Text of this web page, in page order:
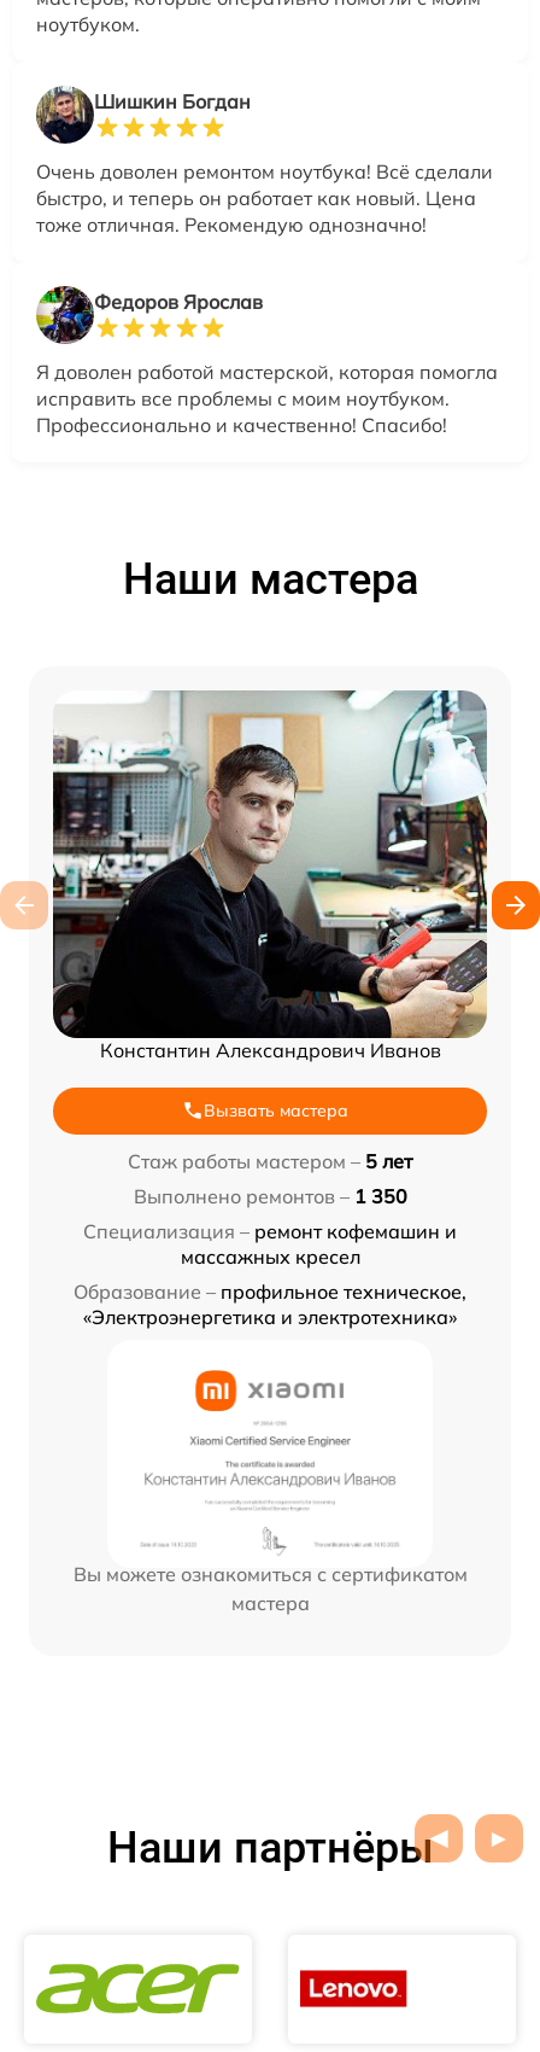
ноутбуком.
Шишкин Богдан
Очень доволен ремонтом ноутбука! Всё сделали
быстро, и теперь он работает как новый. Цена
тоже отличная. Рекомендую однозначно!
Федоров Ярослав
Я доволен работой мастерской, которая помогла
исправить все проблемы с моим ноутбуком.
Профессионально и качественно! Спасибо!
Наши мастера
Константин Александрович Иванов
Вызвать мастера
Стаж работы мастером – 5 лет
Выполнено ремонтов – 1 350
Специализация – ремонт кофемашин и
массажных кресел
Образование – профильное техническое,
«Электроэнергетика и электротехника»
Вы можете ознакомиться с сертификатом
мастера
Наши партнёры